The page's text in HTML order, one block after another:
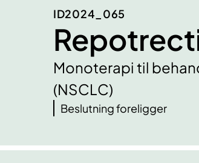
ID2024_065
Monoterapi til
(NSCLC)
Beslutning foreligger